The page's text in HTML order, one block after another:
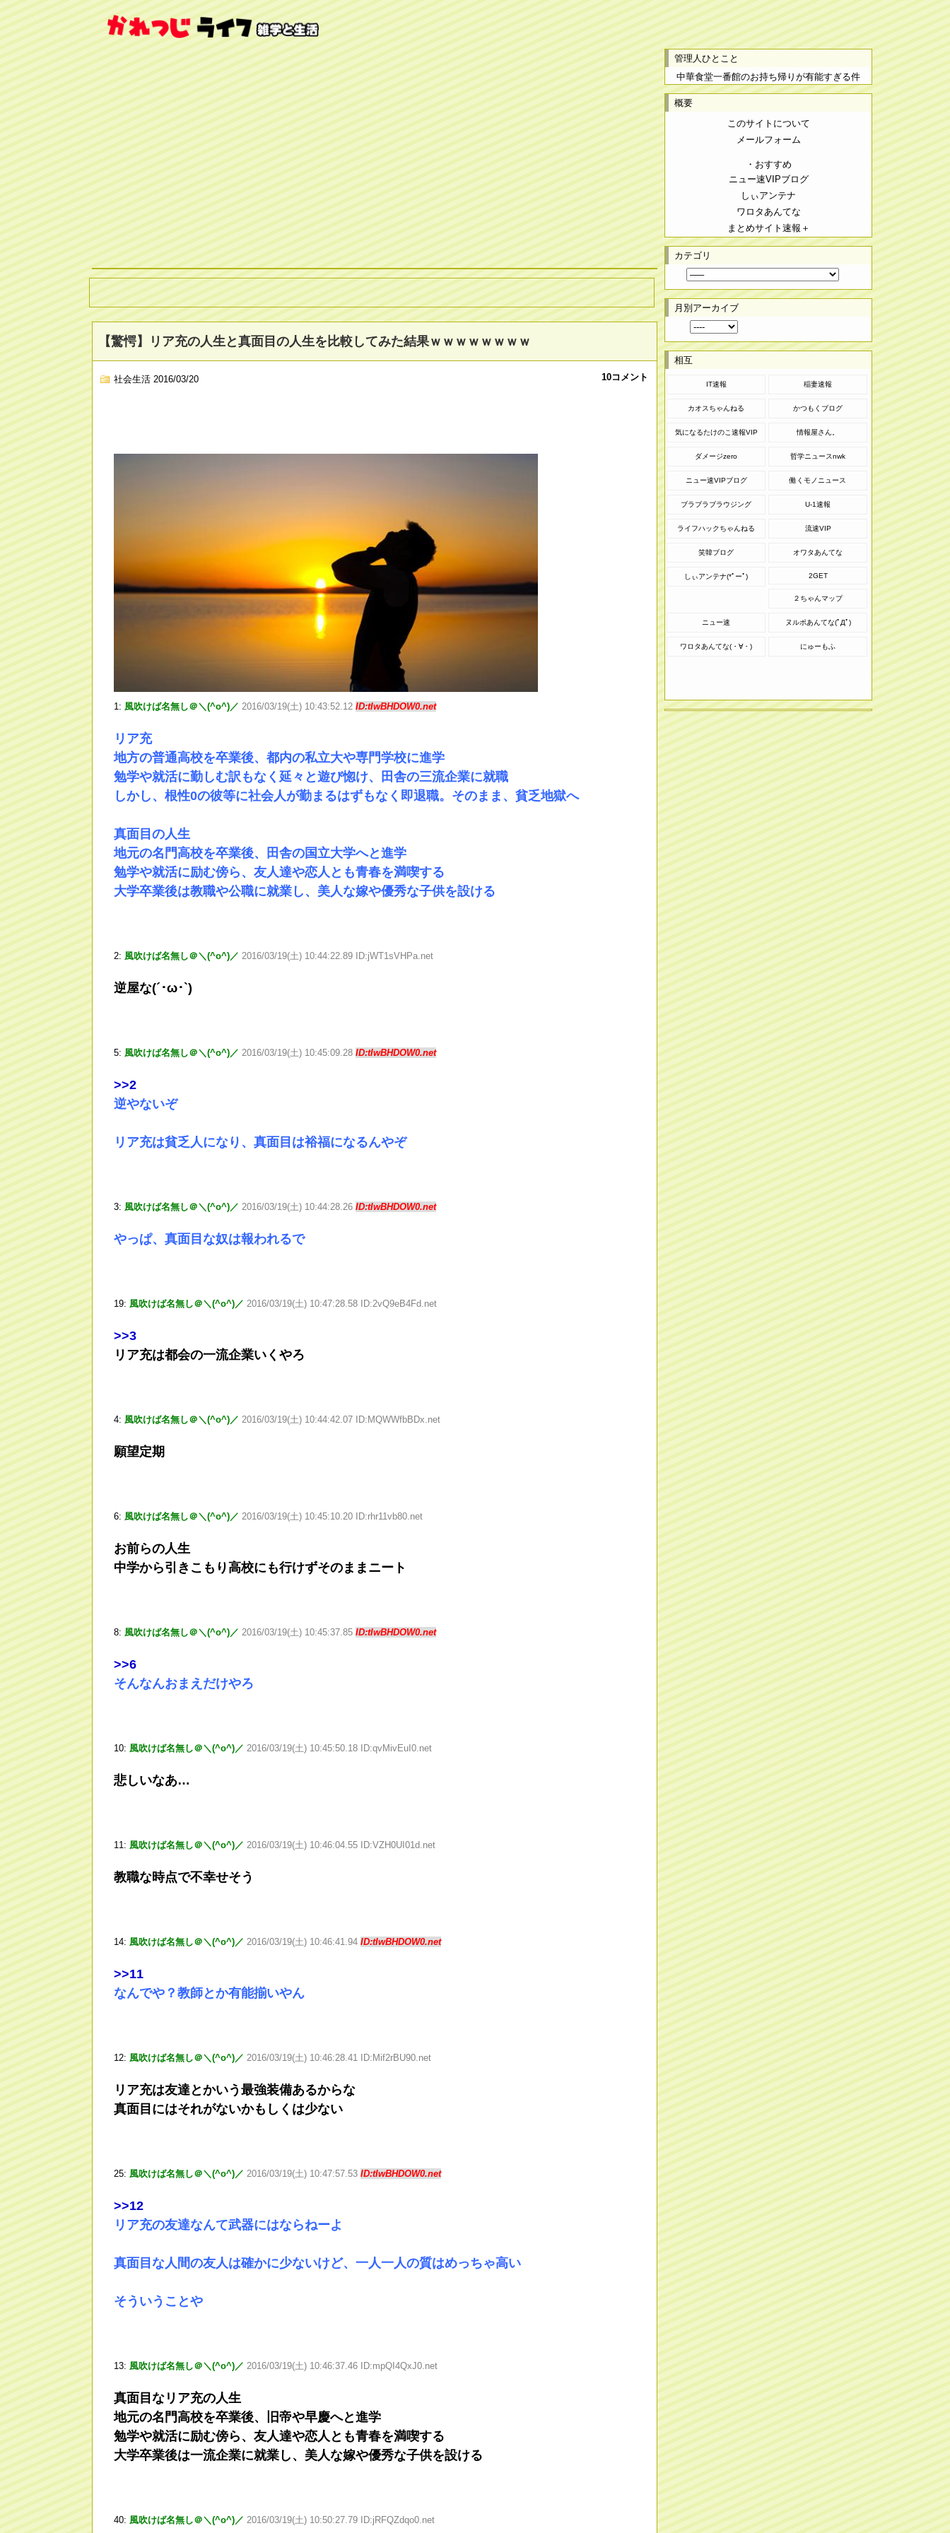
【驚愕】リア充の人生と真面目の人生を比較してみた結果ｗｗｗｗｗｗｗｗ
社会生活 2016/03/20 10コメント
1: 風吹けば名無し＠＼(^o^)／ 2016/03/19(土) 10:43:52.12 ID:tIwBHDOW0.net
リア充
地方の普通高校を卒業後、都内の私立大や専門学校に進学
勉学や就活に勤しむ訳もなく延々と遊び惚け、田舎の三流企業に就職
しかし、根性0の彼等に社会人が勤まるはずもなく即退職。そのまま、貧乏地獄へ
真面目の人生
地元の名門高校を卒業後、田舎の国立大学へと進学
勉学や就活に励む傍ら、友人達や恋人とも青春を満喫する
大学卒業後は教職や公職に就業し、美人な嫁や優秀な子供を設ける
2: 風吹けば名無し＠＼(^o^)／ 2016/03/19(土) 10:44:22.89 ID:jWT1sVHPa.net
逆屋な(´･ω･`)
5: 風吹けば名無し＠＼(^o^)／ 2016/03/19(土) 10:45:09.28 ID:tIwBHDOW0.net
>>2
逆やないぞ
リア充は貧乏人になり、真面目は裕福になるんやぞ
3: 風吹けば名無し＠＼(^o^)／ 2016/03/19(土) 10:44:28.26 ID:tIwBHDOW0.net
やっぱ、真面目な奴は報われるで
19: 風吹けば名無し＠＼(^o^)／ 2016/03/19(土) 10:47:28.58 ID:2vQ9eB4Fd.net
>>3
リア充は都会の一流企業いくやろ
4: 風吹けば名無し＠＼(^o^)／ 2016/03/19(土) 10:44:42.07 ID:MQWWfbBDx.net
願望定期
6: 風吹けば名無し＠＼(^o^)／ 2016/03/19(土) 10:45:10.20 ID:rhr11vb80.net
お前らの人生
中学から引きこもり高校にも行けずそのままニート
8: 風吹けば名無し＠＼(^o^)／ 2016/03/19(土) 10:45:37.85 ID:tIwBHDOW0.net
>>6
そんなんおまえだけやろ
10: 風吹けば名無し＠＼(^o^)／ 2016/03/19(土) 10:45:50.18 ID:qvMivEuI0.net
悲しいなあ…
11: 風吹けば名無し＠＼(^o^)／ 2016/03/19(土) 10:46:04.55 ID:VZH0UI01d.net
教職な時点で不幸せそう
14: 風吹けば名無し＠＼(^o^)／ 2016/03/19(土) 10:46:41.94 ID:tIwBHDOW0.net
>>11
なんでや？教師とか有能揃いやん
12: 風吹けば名無し＠＼(^o^)／ 2016/03/19(土) 10:46:28.41 ID:Mif2rBU90.net
リア充は友達とかいう最強装備あるからな
真面目にはそれがないかもしくは少ない
25: 風吹けば名無し＠＼(^o^)／ 2016/03/19(土) 10:47:57.53 ID:tIwBHDOW0.net
>>12
リア充の友達なんて武器にはならねーよ
真面目な人間の友人は確かに少ないけど、一人一人の質はめっちゃ高い
そういうことや
13: 風吹けば名無し＠＼(^o^)／ 2016/03/19(土) 10:46:37.46 ID:mpQI4QxJ0.net
真面目なリア充の人生
地元の名門高校を卒業後、旧帝や早慶へと進学
勉学や就活に励む傍ら、友人達や恋人とも青春を満喫する
大学卒業後は一流企業に就業し、美人な嫁や優秀な子供を設ける
40: 風吹けば名無し＠＼(^o^)／ 2016/03/19(土) 10:50:27.79 ID:jRFQZdqo0.net
管理人ひとこと
中華食堂一番館のお持ち帰りが有能すぎる件
概要
このサイトについて
メールフォーム
・おすすめ
ニュー速VIPブログ
しぃアンテナ
ワロタあんてな
まとめサイト速報＋
カテゴリ
月別アーカイブ
相互
IT速報 稲妻速報
カオスちゃんねる かつもくブログ
気になるたけのこ速報VIP 情報屋さん。
ダメージzero 哲学ニュースnwk
ニュー速VIPブログ 働くモノニュース
ブラブラブラウジング U-1速報
ライフハックちゃんねる 流速VIP
笑韓ブログ オワタあんてな
しぃアンテナ(*ﾟーﾟ) 2GET
２ちゃんマップ
ニュー速 ヌルポあんてな(ﾟДﾟ)
ワロタあんてな(・∀・) にゅーもふ